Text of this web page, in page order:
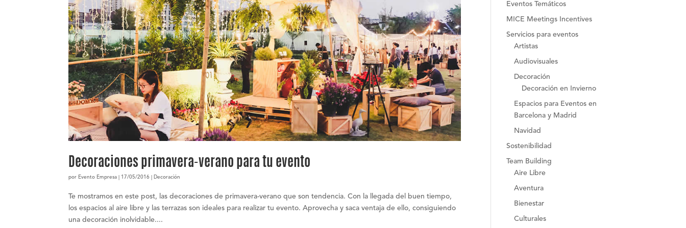
Decoraciones primavera-verano para tu evento
por Evento Empresa 17/05/2016 Decoración
Te mostramos en este post, las decoraciones de primavera-verano que son tendencia. Con la llegada del buen tiempo,
los espacios al aire libre y las terrazas son ideales para realizar tu evento. Aprovecha y saca ventaja de ello, consiguiendo
una decoración inolvidable....
Eventos Temáticos
MICE Meetings Incentives
Servicios para eventos
Artistas
Audiovisuales
Decoración
Decoración en Invierno
Espacios para Eventos en
Barcelona y Madrid
Navidad
Sostenibilidad
Team Building
Aire Libre
Aventura
Bienestar
Culturales